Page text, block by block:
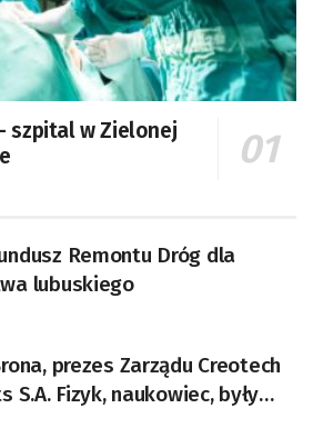
szpital w Zielonej
Remontu Dróg dla
lubuskiego
prezes Zarządu Creotech
były
w Genewie,